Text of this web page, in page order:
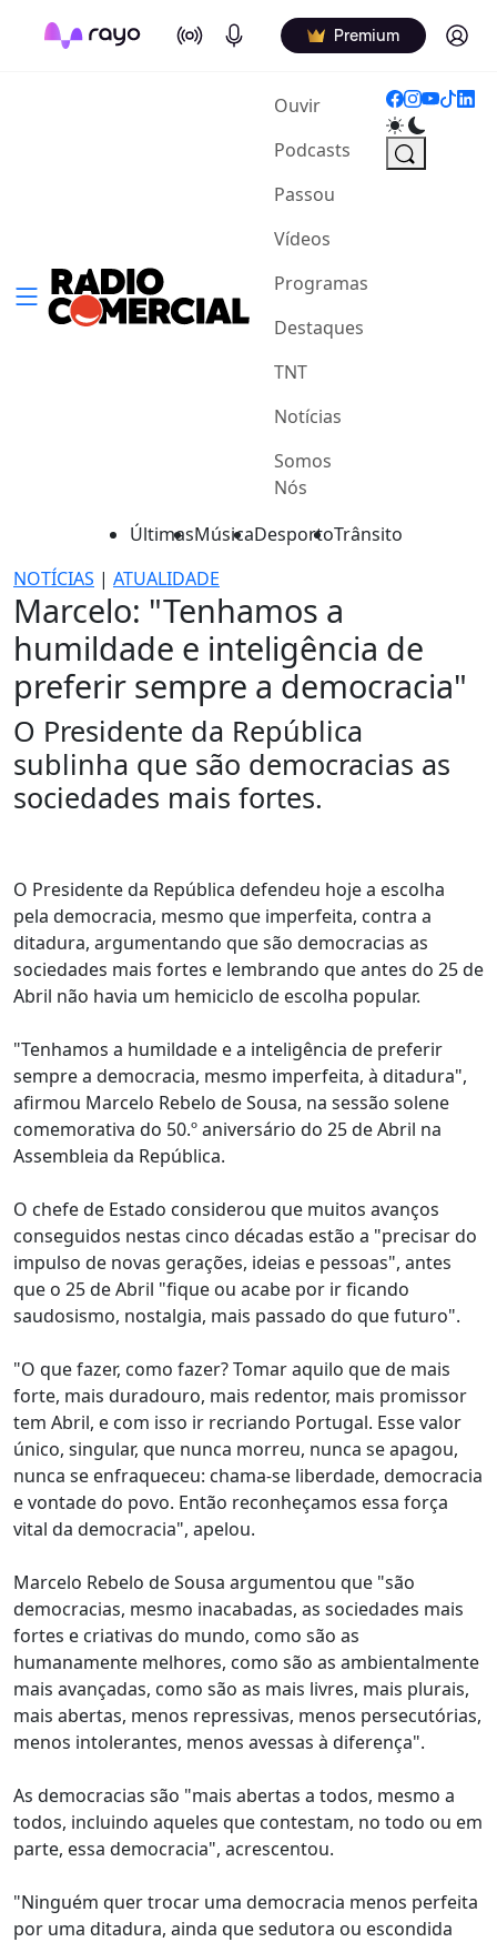
On Air Podcasts Premium Log in
Ouvir(current)
Podcasts
Passou
Vídeos
Programas
Destaques
TNT
Notícias
Somos
Nós
ÚltimasMúsicaDesportoTrânsito
NOTÍCIAS | ATUALIDADE
Marcelo: "Tenhamos a
humildade e inteligência de
preferir sempre a democracia"
O Presidente da República
sublinha que são democracias as
sociedades mais fortes.
O Presidente da República defendeu hoje a escolha
pela democracia, mesmo que imperfeita, contra a
ditadura, argumentando que são democracias as
sociedades mais fortes e lembrando que antes do 25 de
Abril não havia um hemiciclo de escolha popular.
"Tenhamos a humildade e a inteligência de preferir
sempre a democracia, mesmo imperfeita, à ditadura",
afirmou Marcelo Rebelo de Sousa, na sessão solene
comemorativa do 50.º aniversário do 25 de Abril na
Assembleia da República.
O chefe de Estado considerou que muitos avanços
conseguidos nestas cinco décadas estão a "precisar do
impulso de novas gerações, ideias e pessoas", antes
que o 25 de Abril "fique ou acabe por ir ficando
saudosismo, nostalgia, mais passado do que futuro".
"O que fazer, como fazer? Tomar aquilo que de mais
forte, mais duradouro, mais redentor, mais promissor
tem Abril, e com isso ir recriando Portugal. Esse valor
único, singular, que nunca morreu, nunca se apagou,
nunca se enfraqueceu: chama-se liberdade, democracia
e vontade do povo. Então reconheçamos essa força
vital da democracia", apelou.
Marcelo Rebelo de Sousa argumentou que "são
democracias, mesmo inacabadas, as sociedades mais
fortes e criativas do mundo, como são as
humanamente melhores, como são as ambientalmente
mais avançadas, como são as mais livres, mais plurais,
mais abertas, menos repressivas, menos persecutórias,
menos intolerantes, menos avessas à diferença".
As democracias são "mais abertas a todos, mesmo a
todos, incluindo aqueles que contestam, no todo ou em
parte, essa democracia", acrescentou.
"Ninguém quer trocar uma democracia menos perfeita
por uma ditadura, ainda que sedutora ou escondida